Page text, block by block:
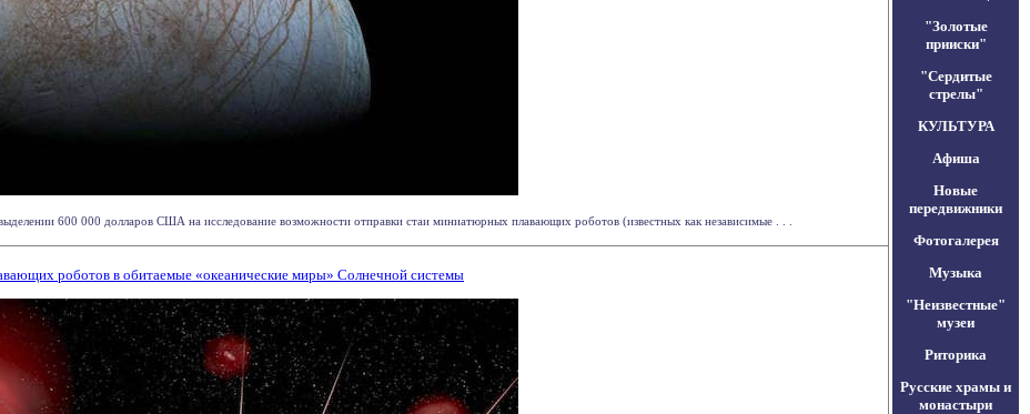
600 000 долларов США на исследование возможности отправки стаи миниатюрных плавающих роботов (известных как независимые . . .
роботов в обитаемые «океанические миры» Солнечной системы
"Золотые
прииски"
"Сердитые
стрелы"
КУЛЬТУРА
Афиша
Новые
передвижники
Фотогалерея
Музыка
"Неизвестные"
музеи
Риторика
Русские храмы и
монастыри